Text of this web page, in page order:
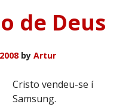
de Deus
by Artur
Cristo vendeu-se í
Samsung.